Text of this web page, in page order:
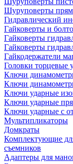
Шуруповерты
Гидравлический
Гайковерты и
Гайковерты
Гайковерты
Гайкодержатели
Головки торцевые
Ключи
Ключи
Ключи ударные
Ключи ударные
Ключи ударные с
Мультипликаторы
Домкраты
Комплектующие
съемников
Адаптеры для